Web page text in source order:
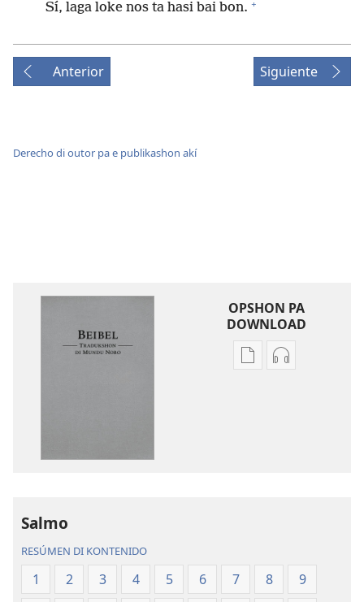
Sí, laga loke nos ta hasi bai bon. +
Anterior Siguiente
Derecho di outor pa e publikashon akí
OPSHON PA
DOWNLOAD
OpshonOpshon
Salmo
RESÚMEN DI KONTENIDO
1 2 3 4 5 6 7 8
9